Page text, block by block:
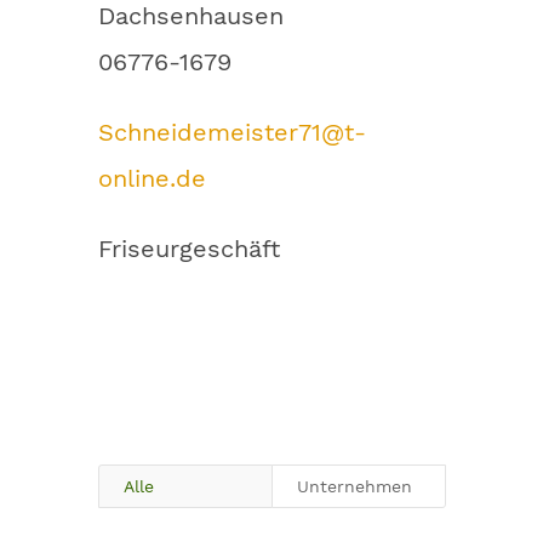
Dachsenhausen
06776-1679
Schneidemeister71@t-
online.de
Friseurgeschäft
Alle Unternehmen